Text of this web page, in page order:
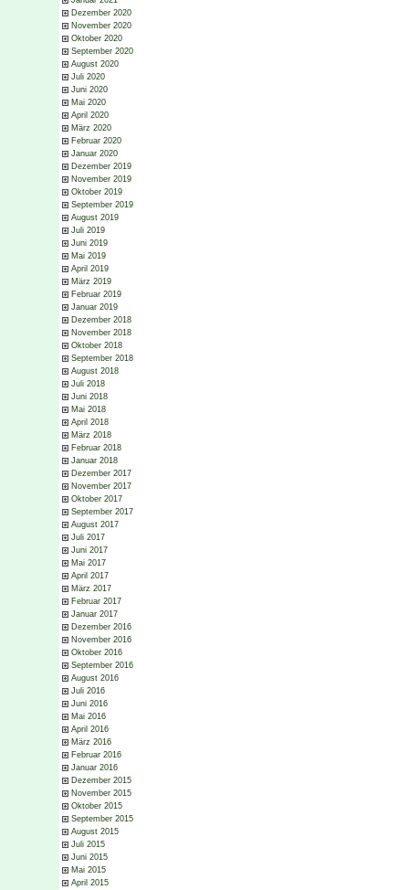
Dezember 2020
November 2020
Oktober 2020
September 2020
August 2020
Juli 2020
Juni 2020
Mai 2020
April 2020
März 2020
Februar 2020
Januar 2020
Dezember 2019
November 2019
Oktober 2019
September 2019
August 2019
Juli 2019
Juni 2019
Mai 2019
April 2019
März 2019
Februar 2019
Januar 2019
Dezember 2018
November 2018
Oktober 2018
September 2018
August 2018
Juli 2018
Juni 2018
Mai 2018
April 2018
März 2018
Februar 2018
Januar 2018
Dezember 2017
November 2017
Oktober 2017
September 2017
August 2017
Juli 2017
Juni 2017
Mai 2017
April 2017
März 2017
Februar 2017
Januar 2017
Dezember 2016
November 2016
Oktober 2016
September 2016
August 2016
Juli 2016
Juni 2016
Mai 2016
April 2016
März 2016
Februar 2016
Januar 2016
Dezember 2015
November 2015
Oktober 2015
September 2015
August 2015
Juli 2015
Juni 2015
Mai 2015
April 2015